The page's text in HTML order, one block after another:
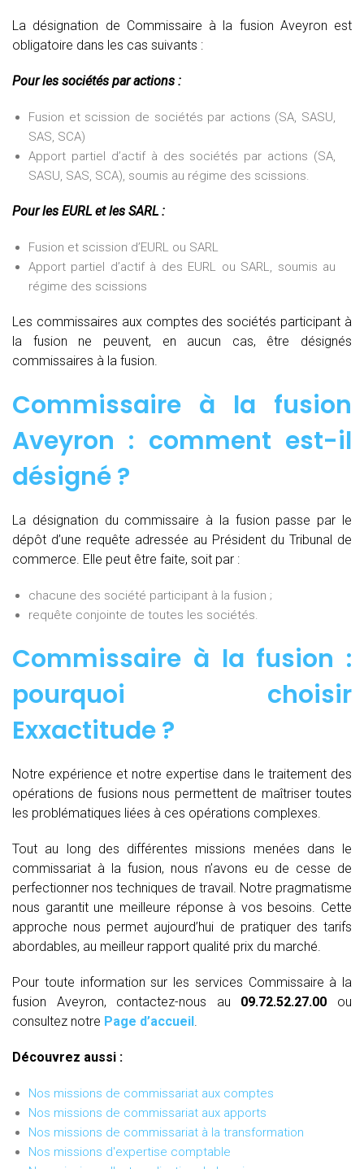
La désignation de Commissaire à la fusion Aveyron est
obligatoire dans les cas suivants :
Pour les sociétés par actions :
Fusion et scission de sociétés par actions (SA, SASU,
SAS, SCA)
Apport partiel d’actif à des sociétés par actions (SA,
SASU, SAS, SCA), soumis au régime des scissions.
Pour les EURL et les SARL :
Fusion et scission d’EURL ou SARL
Apport partiel d’actif à des EURL ou SARL, soumis au
régime des scissions
Les commissaires aux comptes des sociétés participant à
la fusion ne peuvent, en aucun cas, être désignés
commissaires à la fusion.
Commissaire à la fusion
Aveyron : comment est-il
désigné ?
La désignation du commissaire à la fusion passe par le
dépôt d’une requête adressée au Président du Tribunal de
commerce. Elle peut être faite, soit par :
chacune des société participant à la fusion ;
requête conjointe de toutes les sociétés.
Commissaire à la fusion :
pourquoi choisir
Exxactitude ?
Notre expérience et notre expertise dans le traitement des
opérations de fusions nous permettent de maîtriser toutes
les problématiques liées à ces opérations complexes.
Tout au long des différentes missions menées dans le
commissariat à la fusion, nous n’avons eu de cesse de
perfectionner nos techniques de travail. Notre pragmatisme
nous garantit une meilleure réponse à vos besoins. Cette
approche nous permet aujourd’hui de pratiquer des tarifs
abordables, au meilleur rapport qualité prix du marché.
Pour toute information sur les services Commissaire à la
fusion Aveyron, contactez-nous au 09.72.52.27.00 ou
consultez notre Page d’accueil
Découvrez aussi :
Nos missions de commissariat aux comptes
Nos missions de commissariat aux apports
Nos missions de commissariat à la transformation
Nos missions d'expertise comptable